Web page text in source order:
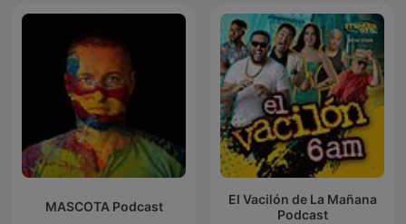
MASCOTA Podcast
El Vacilón de La Mañana
Podcast